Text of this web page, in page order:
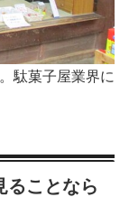
駄菓子屋業界に
ことなら